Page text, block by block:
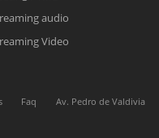
online.
línea. Complete el formulario
audio
Video
Faq
Av. Pedro de Valdivia